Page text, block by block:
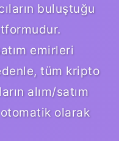
buluştuğu
emirleri
tüm kripto
alım/satım
olarak